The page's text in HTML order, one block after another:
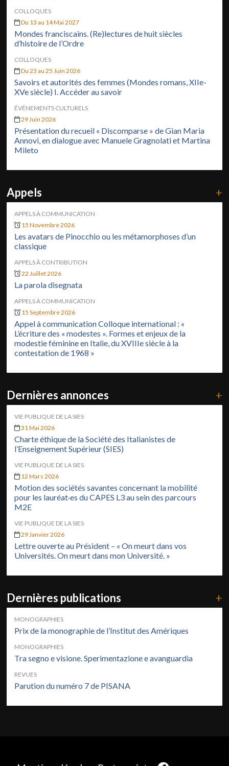
COLLOQUES
Du 13 au 14 Mai 2027
Mondes franciscains. (Re)lectures de huit siècles
d’histoire de l’Ordre
COLLOQUES
Du 23 au 25 Juin 2026
Savoirs et autorités des femmes (Mondes romans, XIIe-
XVe siècle) I. Accéder au savoir
ÉVÉNEMENTS CULTURELS
29 Juin 2026
Présentation du recueil « Discomparse » de Gian Maria
Annovi, en dialogue avec Manuele Gragnolati et Martina
Mileto
Appels +
APPELS À COMMUNICATION
15 Novembre 2026
Les avatars de Pinocchio ou les métamorphoses d’un
classique
APPELS À CONTRIBUTION
22 Juillet 2026
La parola disegnata
APPELS À COMMUNICATION
15 Septembre 2026
Appel à communication Colloque international : «
L’écriture des « modestes ». Formes et enjeux de la
modestie féminine en Italie, du XVIIIe siècle à la
contestation de 1968 »
Dernières annonces +
VIE PUBLIQUE DE LA SIES
31 Mai 2026
Charte éthique de la Société des Italianistes de
l’Enseignement Supérieur (SIES)
VIE PUBLIQUE DE LA SIES
12 Mars 2026
Motion des sociétés savantes concernant la mobilité
pour les lauréat·es du CAPES L3 au sein des parcours
M2E
VIE PUBLIQUE DE LA SIES
29 Janvier 2026
Lettre ouverte au Président – « On meurt dans vos
Universités. On meurt dans mon Université. »
Dernières publications +
MONOGRAPHIES
Prix de la monographie de l’Institut des Amériques
MONOGRAPHIES
Tra segno e visione. Sperimentazione e avanguardia
REVUES
Parution du numéro 7 de PISANA